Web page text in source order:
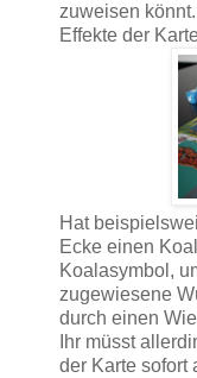
zuweisen
Effekte der
Hat
Ecke einen
Koalasymbol,
zugewiesene
durch einen
Ihr müsst
der Karte sofort